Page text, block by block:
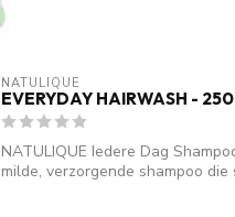
NATULIQUE
EVERYDAY HAIRWASH -
NATULIQUE Iedere Dag
milde, verzorgende shampoo die